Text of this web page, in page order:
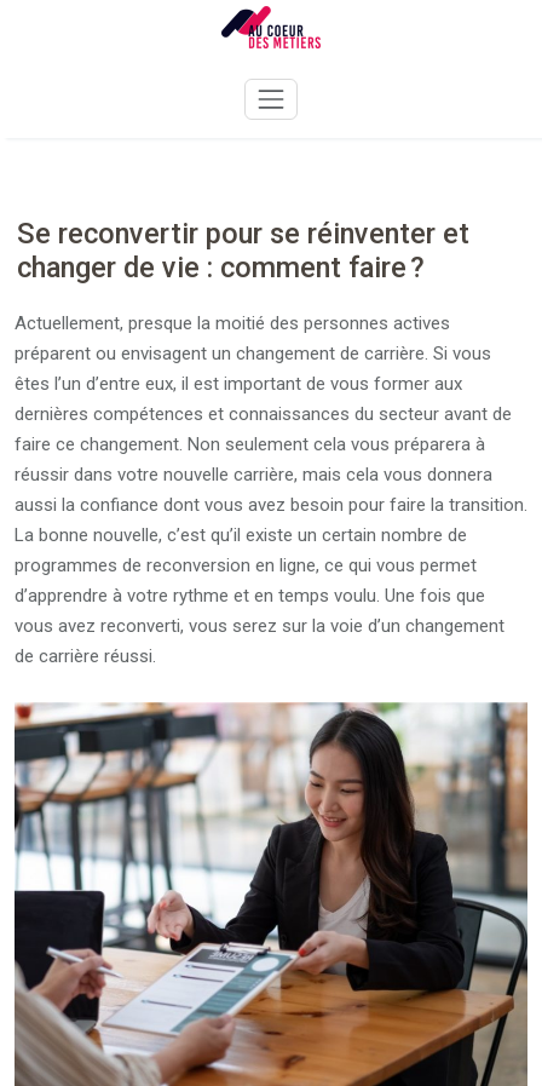
Se reconvertir pour se réinventer et
changer de vie : comment faire ?
Actuellement, presque la moitié des personnes actives
préparent ou envisagent un changement de carrière. Si vous
êtes l’un d’entre eux, il est important de vous former aux
dernières compétences et connaissances du secteur avant de
faire ce changement. Non seulement cela vous préparera à
réussir dans votre nouvelle carrière, mais cela vous donnera
aussi la confiance dont vous avez besoin pour faire la transition.
La bonne nouvelle, c’est qu’il existe un certain nombre de
programmes de reconversion en ligne, ce qui vous permet
d’apprendre à votre rythme et en temps voulu. Une fois que
vous avez reconverti, vous serez sur la voie d’un changement
de carrière réussi.